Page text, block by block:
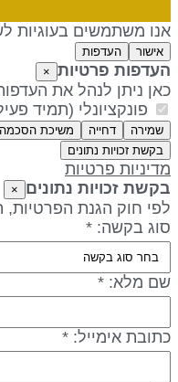
אנו משתמשים בעוגיות
אישור העדפות
העדפות פרטיות ×
כאן ניתן לנהל את
פונקציונלי (תמיד
שמירה דחייה
משיכת הסכמה
בקשת זכויות נתונים
מדיניות פרטיות
בקשת זכויות נתונים
×
לפי חוק הגנת הפרטיות,
סוג בקשה: *
שם מלא: *
כתובת אימייל: *